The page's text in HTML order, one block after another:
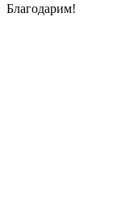
Благодарим!